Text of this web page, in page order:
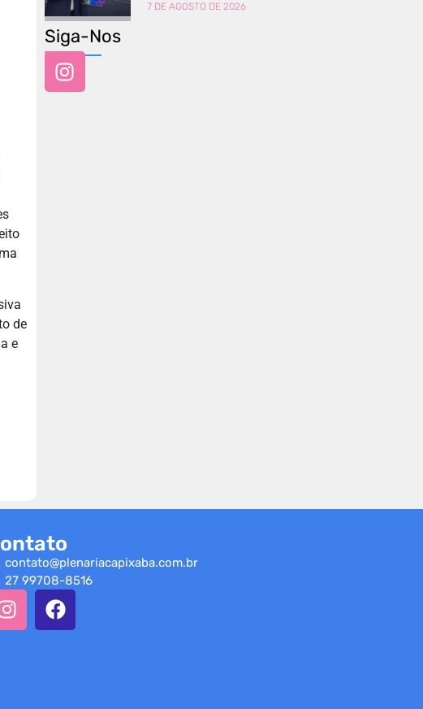
de
e
7 DE AGOSTO DE 2026
Siga-Nos
contato@plenariacapixaba.com.br
27 99708-8516